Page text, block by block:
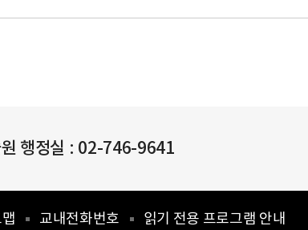
행정실 : 02-746-9641
교내전화번호 읽기 전용 프로그램 안내